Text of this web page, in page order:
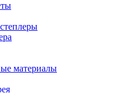
материалы